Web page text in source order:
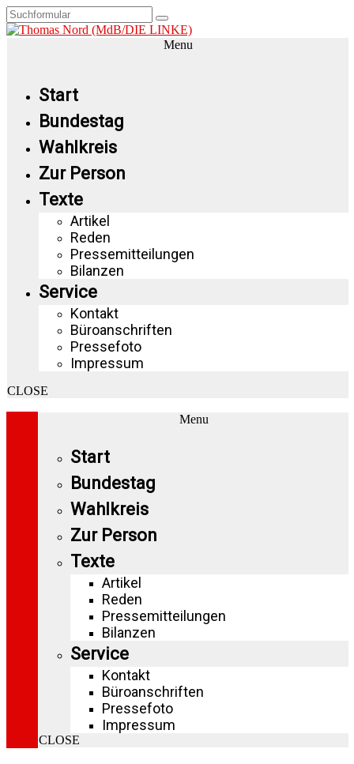
Menu
Start
Bundestag
Wahlkreis
Zur Person
Texte
Artikel
Reden
Pressemitteilungen
Bilanzen
Service
Kontakt
Büroanschriften
Pressefoto
Impressum
CLOSE
Menu
Start
Bundestag
Wahlkreis
Zur Person
Texte
Artikel
Reden
Pressemitteilungen
Bilanzen
Service
Kontakt
Büroanschriften
Pressefoto
Impressum
CLOSE